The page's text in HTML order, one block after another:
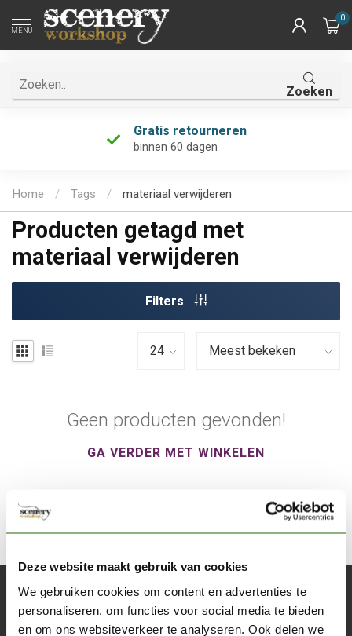
Deze website maakt gebruik van cookies
We gebruiken cookies om content en advertenties te
personaliseren, om functies voor social media te bieden
en om ons websiteverkeer te analyseren. Ook delen we
MENU
0
Zoeken
Gratis retourneren
binnen 60 dagen
Home / Tags / materiaal verwijderen
Producten getagd met
materiaal verwijderen
Filters
Geen producten gevonden!
GA VERDER MET WINKELEN
Abonneer je op onze nieuwsbrief
Blijf op de hoogte over onze laatste acties